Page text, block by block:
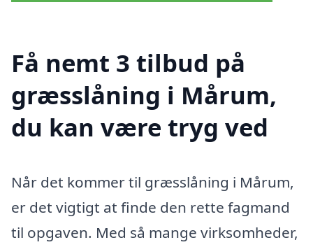
Få nemt 3 tilbud på
græsslåning i Mårum,
du kan være tryg ved
Når det kommer til græsslåning i Mårum,
er det vigtigt at finde den rette fagmand
til opgaven. Med så mange virksomheder,